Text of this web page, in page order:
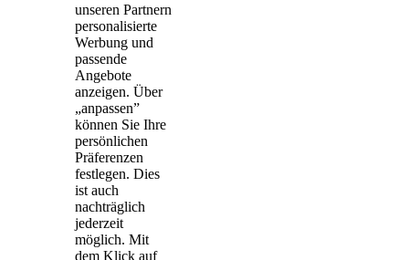
unseren Partnern
personalisierte
Werbung und
passende
Angebote
anzeigen. Über
„anpassen”
können Sie Ihre
persönlichen
Präferenzen
festlegen. Dies
ist auch
nachträglich
jederzeit
möglich. Mit
dem Klick auf